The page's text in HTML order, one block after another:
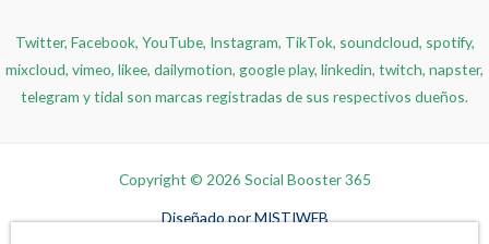
Twitter, Facebook, YouTube, Instagram, TikTok, soundcloud, spotify,
mixcloud, vimeo, likee, dailymotion, google play, linkedin, twitch, napster,
telegram y tidal son marcas registradas de sus respectivos dueños.
Copyright © 2026 Social Booster 365
Diseñado porMISTIWEB